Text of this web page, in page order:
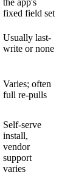
the app's
fixed field set
Usually last-
write or none
Varies; often
full re-pulls
Self-serve
install,
vendor
support
varies